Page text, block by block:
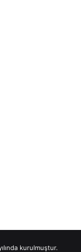
kurulmuştur.